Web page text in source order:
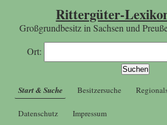
Rittergüter-
Großgrundbesitz in Sachsen und
Ort:
Start & Suche Besitzersuche
Datenschutz Impressum